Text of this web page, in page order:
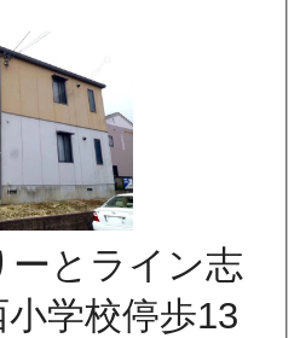
ーとライン志
学校停歩13